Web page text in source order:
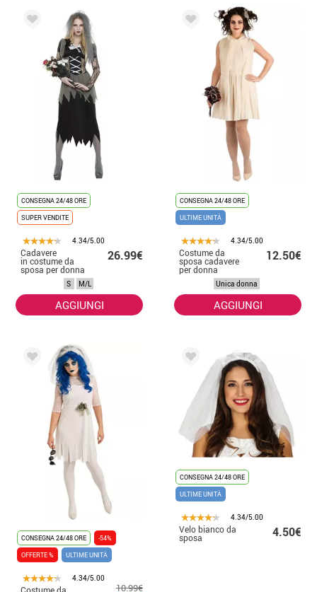
CONSEGNA 24/48 ORE
SUPER VENDITE
4.34/5.00
Cadavere
in costume da
sposa per donna
26.99€
S M/L
AGGIUNGI
CONSEGNA 24/48 ORE
ULTIME UNITÀ
4.34/5.00
Costume da
sposa cadavere
per donna
12.50€
Unica donna
AGGIUNGI
CONSEGNA 24/48 ORE
-54%
OFFERTE %
ULTIME UNITÀ
4.34/5.00
10.99€
CONSEGNA 24/48 ORE
ULTIME UNITÀ
4.34/5.00
Velo bianco da
sposa 4.50€